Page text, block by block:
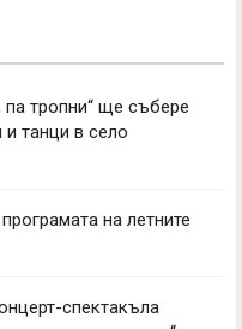
тропни“ ще събере
танци в село
на летните
спектакъла